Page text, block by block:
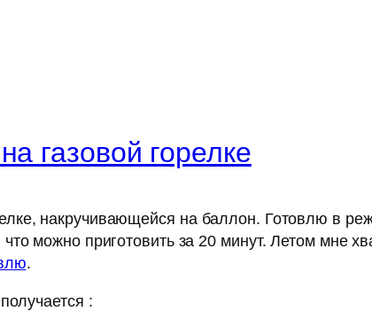
газовой горелке
накручивающейся на баллон. Готовлю в
можно приготовить за 20 минут. Летом мне
.
: